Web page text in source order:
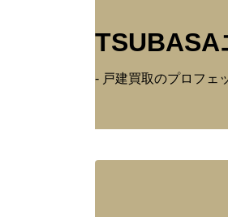
TSUBASA
- 戸建買取のプロフェ